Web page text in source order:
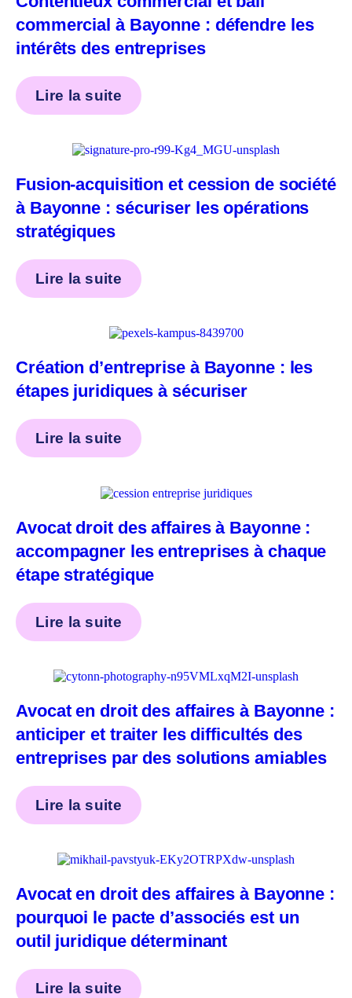
commercial à Bayonne : défendre les
intérêts des entreprises
Lire la suite
Fusion-acquisition et cession de société
à Bayonne : sécuriser les opérations
stratégiques
Lire la suite
Création d’entreprise à Bayonne : les
étapes juridiques à sécuriser
Lire la suite
Avocat droit des affaires à Bayonne :
accompagner les entreprises à chaque
étape stratégique
Lire la suite
Avocat en droit des affaires à Bayonne :
anticiper et traiter les difficultés des
entreprises par des solutions amiables
Lire la suite
Avocat en droit des affaires à Bayonne :
pourquoi le pacte d’associés est un
outil juridique déterminant
Lire la suite